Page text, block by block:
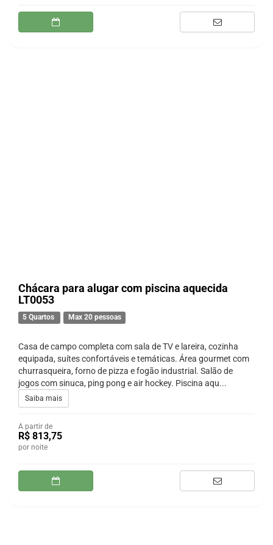
Chácara para alugar com piscina aquecida
LT0053
5 Quartos Max 20 pessoas
Casa de campo completa com sala de TV e lareira, cozinha
equipada, suítes confortáveis e temáticas. Área gourmet com
churrasqueira, forno de pizza e fogão industrial. Salão de
jogos com sinuca, ping pong e air hockey. Piscina aqu...
Saiba mais
A partir de
R$ 813,75
por noite